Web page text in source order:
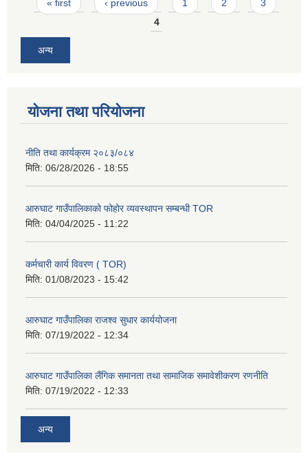
« first ‹ previous 1 2
3
4
अन्य
योजना तथा परियोजना
नीति तथा कार्यक्रम २०८३/०८४
मिति: 06/28/2026 - 18:55
आरुघाट गाउँपालिकाको फोहोर व्यवस्थापन सम्बन्धी TOR
मिति: 04/04/2025 - 11:22
कर्मचारी कार्य विवरण ( TOR)
मिति: 01/08/2023 - 15:42
आरुघाट गाउँपालिका राजश्व सुधार कार्ययोजना
मिति: 07/19/2022 - 12:34
आरुघाट गाउँपालिका लैंगिक समानता तथा सामाजिक समावेशीकरण रणनीति
मिति: 07/19/2022 - 12:33
अन्य